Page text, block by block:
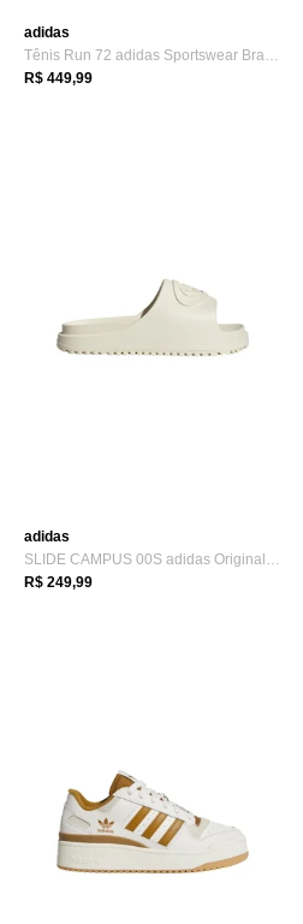
adidas
Tênis Run 72 adidas Sportswear Branco
R$ 449,99
adidas
SLIDE CAMPUS 00S adidas Originals Branco
R$ 249,99